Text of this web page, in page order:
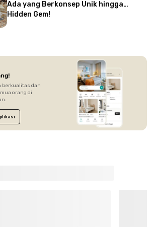
Ada yang Berkonsep Unik hingga
Hidden Gem!
berkualitas dan
orang di